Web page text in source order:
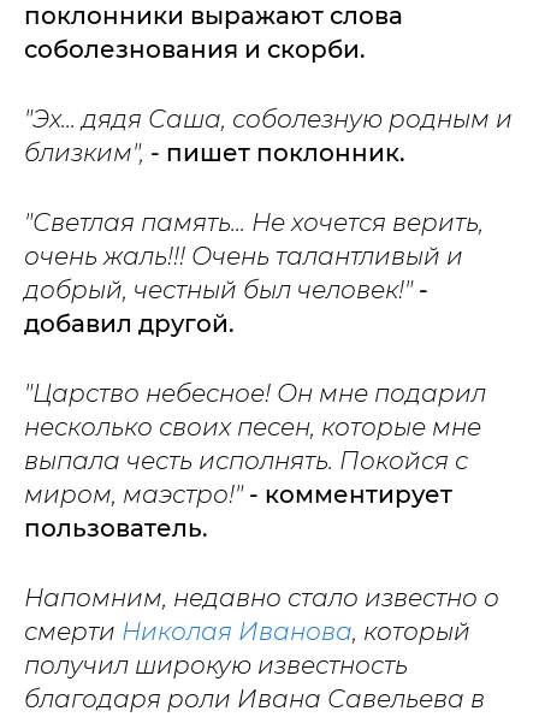
поклонники выражают слова
соболезнования и скорби.
"Эх... дядя Саша, соболезную родным и
близким", - пишет поклонник.
"Светлая память... Не хочется верить,
очень жаль!!! Очень талантливый и
добрый, честный был человек!" -
добавил другой.
"Царство небесное! Он мне подарил
несколько своих песен, которые мне
выпала честь исполнять. Покойся с
миром, маэстро!"- комментирует
пользователь.
Напомним, недавно стало известно о
смерти Николая Иванова, который
получил широкую известность
благодаря роли Ивана Савельева в